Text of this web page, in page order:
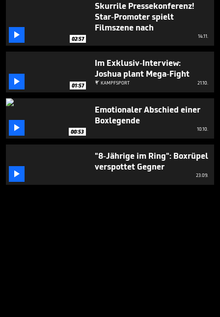
 02:57
Skurrile Pressekonferenz!
Star-Promoter spielt
Filmszene nach
14.11.
 01:57
Im Exklusiv-Interview:
Joshua plant Mega-Fight
 KAMPFSPORT 21.10.
 00:53
Emotionaler Abschied einer
Boxlegende
10.10.

"8-Jährige im Ring": Boxrüpel
verspottet Gegner
23.09.